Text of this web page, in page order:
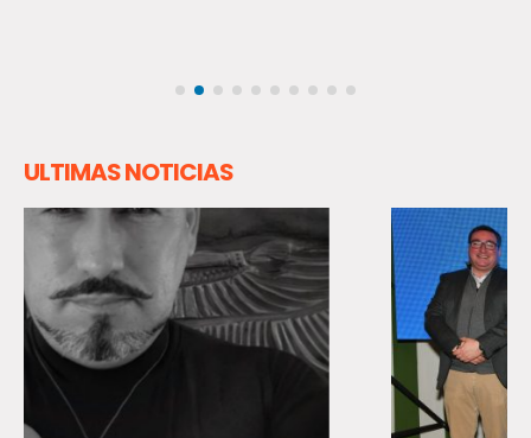
ULTIMAS NOTICIAS